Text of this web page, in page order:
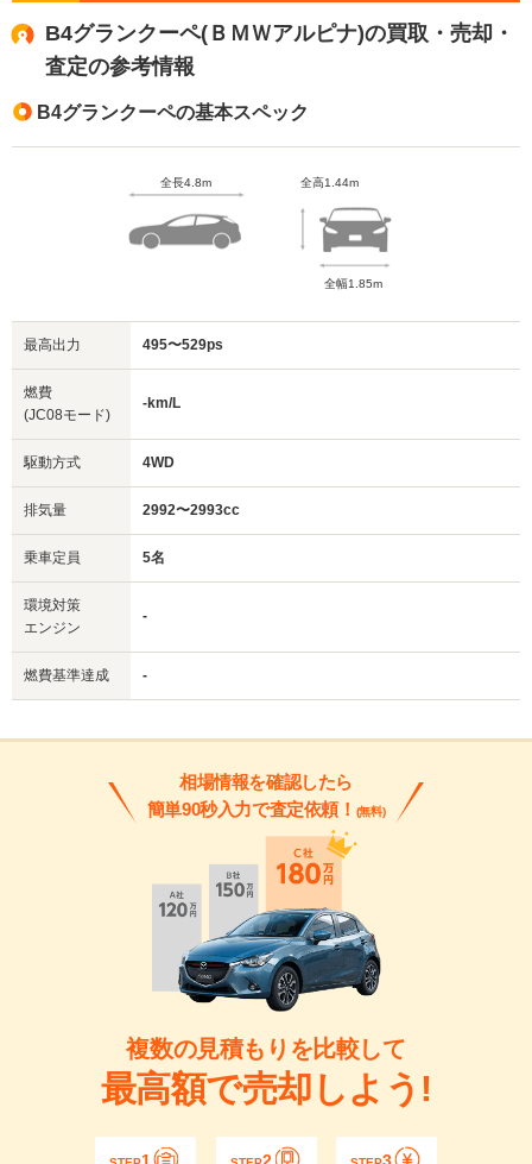
B4グランクーペ(ＢＭＷアルピナ)の買取・売却・
査定の参考情報
B4グランクーペの基本スペック
全長4.8m 全高1.44m
全幅1.85m
最高出力 495〜529ps
燃費
(JC08モード)
-km/L
駆動方式 4WD
排気量 2992〜2993cc
乗車定員 5名
環境対策
エンジン
-
燃費基準達成 -
相場情報を確認したら
簡単90秒入力で査定依頼！ (無料)
複数の見積もりを比較して
最高額で売却しよう!
1 2 3